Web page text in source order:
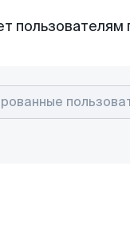
пользователям